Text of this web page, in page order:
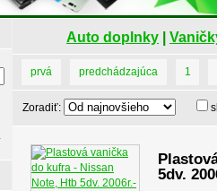
Auto doplnky
prvá predchádzajúca 1
Zoradiť:
5dv.